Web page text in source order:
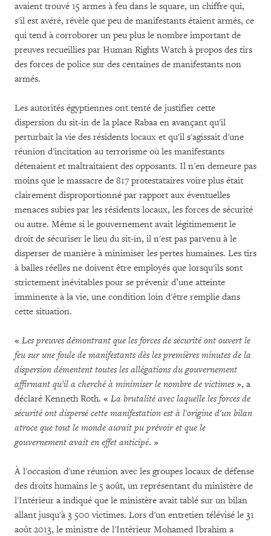
avaient trouvé 15 armes à feu dans le square, un chiffre qui,
s'il est avéré, révèle que peu de manifestants étaient armés, ce
qui tend à corroborer un peu plus le nombre important de
preuves recueillies par Human Rights Watch à propos des tirs
des forces de police sur des centaines de manifestants non
armés.
Les autorités égyptiennes ont tenté de justifier cette
dispersion du sit-in de la place Rabaa en avançant qu'il
perturbait la vie des résidents locaux et qu'il s'agissait d'une
réunion d'incitation au terrorisme où les manifestants
détenaient et maltraitaient des opposants. Il n'en demeure pas
moins que le massacre de 817 protestataires voire plus était
clairement disproportionné par rapport aux éventuelles
menaces subies par les résidents locaux, les forces de sécurité
ou autre. Même si le gouvernement avait légitimement le
droit de sécuriser le lieu du sit-in, il n'est pas parvenu à le
disperser de manière à minimiser les pertes humaines. Les tirs
à balles réelles ne doivent être employés que lorsqu'ils sont
strictement inévitables pour se prévenir d’une atteinte
imminente à la vie, une condition loin d'être remplie dans
cette situation.
« Les preuves démontrant que les forces de sécurité ont ouvert le
feu sur une foule de manifestants dès les premières minutes de la
dispersion démentent toutes les allégations du gouvernement
affirmant qu'il a cherché à minimiser le nombre de victimes», a
déclaré Kenneth Roth. « La brutalité avec laquelle les forces de
sécurité ont dispersé cette manifestation est à l'origine d'un bilan
atroce que tout le monde aurait pu prévoir et que le
gouvernement avait en effet anticipé. »
À l'occasion d'une réunion avec les groupes locaux de défense
des droits humains le 5 août, un représentant du ministère de
l'Intérieur a indiqué que le ministère avait tablé sur un bilan
allant jusqu'à 3 500 victimes. Lors d'un entretien télévisé le 31
août 2013, le ministre de l'Intérieur Mohamed Ibrahim a